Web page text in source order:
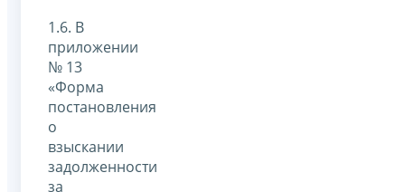
1.6. В
приложении
№ 13
«Форма
постановления
о
взыскании
задолженности
за